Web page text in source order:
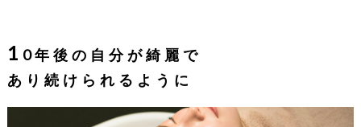
1 0年後の自分が綺麗で
あり続けられるように